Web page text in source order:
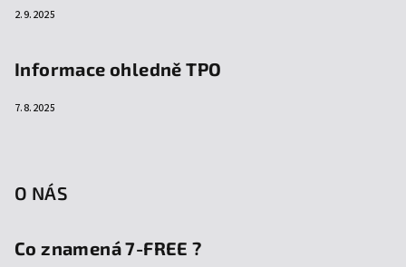
2.9.2025
Informace ohledně TPO
7.8.2025
O NÁS
Co znamená 7-FREE ?